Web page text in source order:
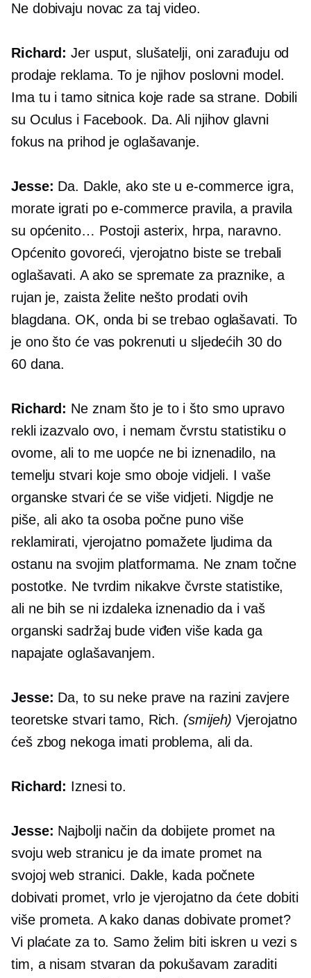
Ne dobivaju novac za taj video.
Richard: Jer usput, slušatelji, oni zarađuju od
prodaje reklama. To je njihov poslovni model.
Ima tu i tamo sitnica koje rade sa strane. Dobili
su Oculus i Facebook. Da. Ali njihov glavni
fokus na prihod je oglašavanje.
Jesse: Da. Dakle, ako ste ue-commerce igra,
morate igrati poe-commerce pravila, a pravila
su općenito… Postoji asterix, hrpa, naravno.
Općenito govoreći, vjerojatno biste se trebali
oglašavati. A ako se spremate za praznike, a
rujan je, zaista želite nešto prodati ovih
blagdana. OK, onda bi se trebao oglašavati. To
je ono što će vas pokrenuti u sljedećih 30 do
60 dana.
Richard: Ne znam što je to i što smo upravo
rekli izazvalo ovo, i nemam čvrstu statistiku o
ovome, ali to me uopće ne bi iznenadilo, na
temelju stvari koje smo oboje vidjeli. I vaše
organske stvari će se više vidjeti. Nigdje ne
piše, ali ako ta osoba počne puno više
reklamirati, vjerojatno pomažete ljudima da
ostanu na svojim platformama. Ne znam točne
postotke. Ne tvrdim nikakve čvrste statistike,
ali ne bih se ni izdaleka iznenadio da i vaš
organski sadržaj bude viđen više kada ga
napajate oglašavanjem.
Jesse: Da, to su neke prave na razini zavjere
teoretske stvari tamo, Rich. (smijeh) Vjerojatno
ćeš zbog nekoga imati problema, ali da.
Richard: Iznesi to.
Jesse: Najbolji način da dobijete promet na
svoju web stranicu je da imate promet na
svojoj web stranici. Dakle, kada počnete
dobivati ​​promet, vrlo je vjerojatno da ćete dobiti
više prometa. A kako danas dobivate promet?
Vi plaćate za to. Samo želim biti iskren u vezi s
tim, a nisam stvaran da pokušavam zaraditi